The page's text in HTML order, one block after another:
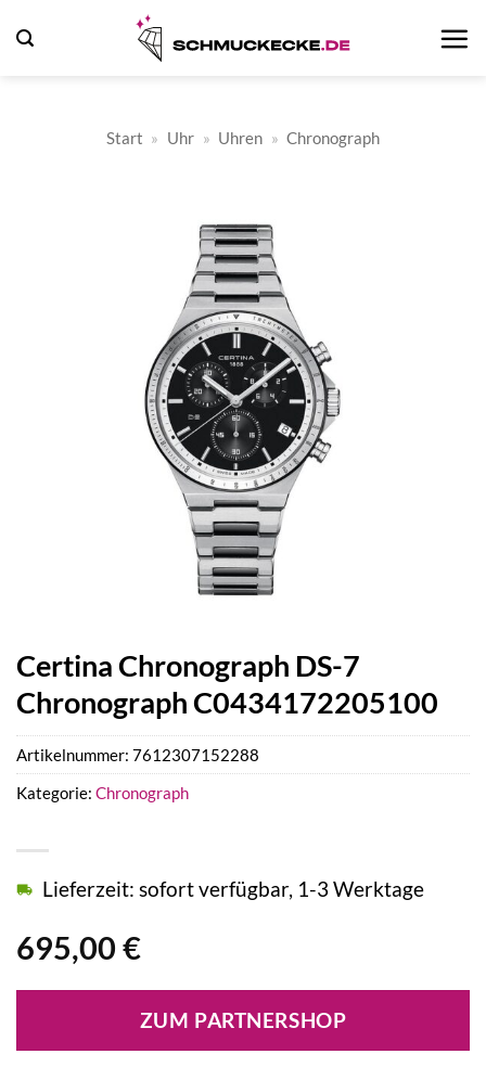
Inhalt
Start » Uhr » Uhren » Chronograph
Certina Chronograph DS-7
Chronograph C0434172205100
695,00 €
Lieferzeit: sofort verfügbar, 1-3 Werktage
ZUM PARTNERSHOP
Artikelnummer: 7612307152288
Kategorie: Chronograph